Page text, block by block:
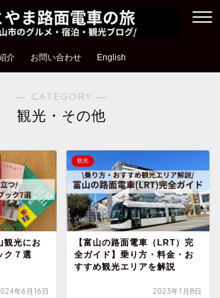
介 お問い合わせ English
― CATEGORY ―
観光・その他
観光にお
ク７選
年6月16日
観光
【富山の路面電車（LRT）完
全ガイド】乗り方・料金・お
すすめ観光エリアを解説
2023年1月8日